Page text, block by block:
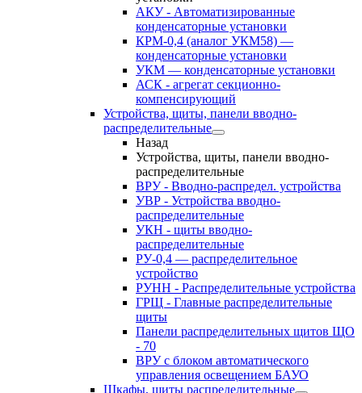
АКУ - Автоматизированные
конденсаторные установки
КРМ-0,4 (аналог УКМ58) —
конденсаторные установки
УКМ — конденсаторные установки
АСК - агрегат секционно-
компенсирующий
Устройства, щиты, панели вводно-
распределительные
Назад
Устройства, щиты, панели вводно-
распределительные
ВРУ - Вводно-распредел. устройства
УВР - Устройства вводно-
распределительные
УКН - щиты вводно-
распределительные
РУ-0,4 — распределительное
устройство
РУНН - Распределительные устройства
ГРЩ - Главные распределительные
щиты
Панели распределительных щитов ЩО
- 70
ВРУ с блоком автоматического
управления освещением БАУО
Шкафы, щиты распределительные